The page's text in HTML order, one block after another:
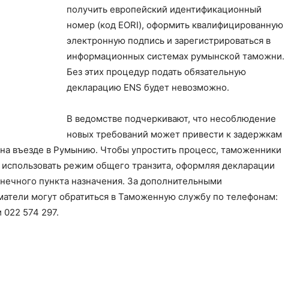
получить европейский идентификационный
номер (код EORI), оформить квалифицированную
электронную подпись и зарегистрироваться в
информационных системах румынской таможни.
Без этих процедур подать обязательную
декларацию ENS будет невозможно.
В ведомстве подчеркивают, что несоблюдение
новых требований может привести к задержкам
въезде в Румынию. Чтобы упростить процесс, таможенники
режим общего транзита, оформляя декларации
пункта назначения. За дополнительными
могут обратиться в Таможенную службу по телефонам:
022 574 297.